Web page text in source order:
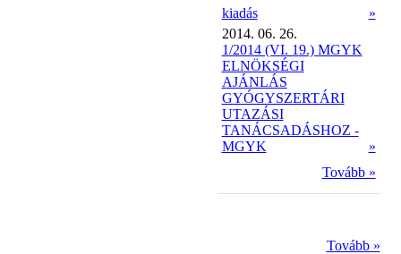
kiadás
»
2014. 06. 26.
1/2014 (VI. 19.) MGYK
ELNÖKSÉGI
AJÁNLÁS
GYÓGYSZERTÁRI
UTAZÁSI
TANÁCSADÁSHOZ -
MGYK
»
Tovább »
Tovább »